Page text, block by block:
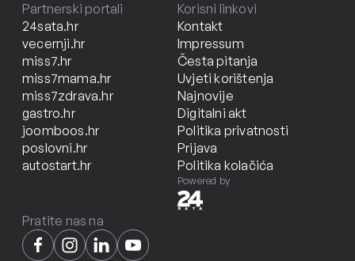
Partnerski portali
24sata.hr
vecernji.hr
miss7.hr
miss7mama.hr
miss7zdrava.hr
gastro.hr
joomboos.hr
poslovni.hr
autostart.hr
Korisni linkovi
Kontakt
Impressum
Česta pitanja
Uvjeti korištenja
Najnovije
Digitalni akt
Politika privatnosti
Prijava
Politika kolačića
Powered by
Pratite nas na